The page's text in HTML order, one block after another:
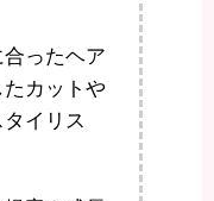
ったヘア
カットや
イリス